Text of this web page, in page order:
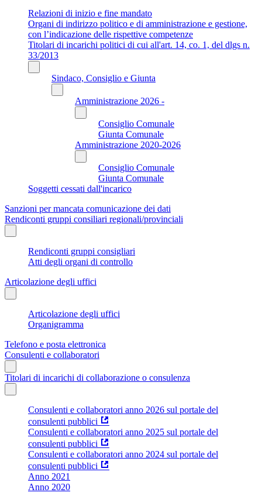
Relazioni di inizio e fine mandato
Organi di indirizzo politico e di amministrazione e gestione,
con l’indicazione delle rispettive competenze
Titolari di incarichi politici di cui all'art. 14, co. 1, del dlgs n.
33/2013
Sindaco, Consiglio e Giunta
Amministrazione 2026 -
Consiglio Comunale
Giunta Comunale
Amministrazione 2020-2026
Consiglio Comunale
Giunta Comunale
Soggetti cessati dall'incarico
Sanzioni per mancata comunicazione dei dati
Rendiconti gruppi consiliari regionali/provinciali
Rendiconti gruppi consigliari
Atti degli organi di controllo
Articolazione degli uffici
Articolazione degli uffici
Organigramma
Telefono e posta elettronica
Consulenti e collaboratori
Titolari di incarichi di collaborazione o consulenza
Consulenti e collaboratori anno 2026 sul portale del
consulenti pubblici
Consulenti e collaboratori anno 2025 sul portale del
consulenti pubblici
Consulenti e collaboratori anno 2024 sul portale del
consulenti pubblici
Anno 2021
Anno 2020